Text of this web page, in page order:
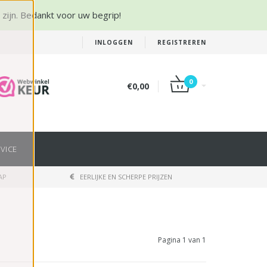
Bedankt voor uw begrip!
INLOGGEN REGISTREREN
€0,00 0
EERLIJKE EN SCHERPE PRIJZEN
Pagina 1 van 1